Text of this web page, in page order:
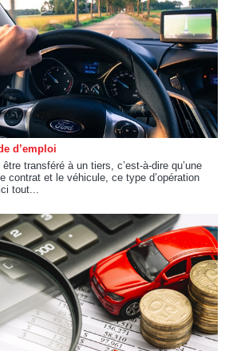
d’emploi
transféré à un tiers, c’est-à-dire qu’une
contrat et le véhicule, ce type d’opération
tout...